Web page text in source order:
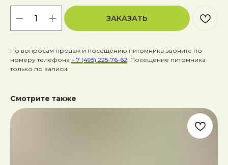
ЗАКАЗАТЬ
По вопросам продаж и посещению питомника звоните по
номеру телефона + 7 (495) 225-76-62. Посещение питомника
только по записи.
Смотрите также